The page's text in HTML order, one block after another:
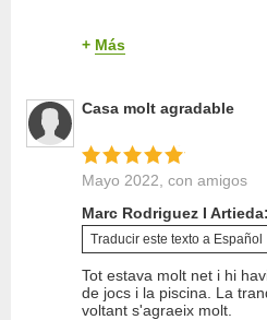
Trato del propietario
Calidad del sueño
+ Más
Casa molt agradable
Mayo 2022, con amigos
Marc Rodriguez I Artieda:
Traducir este texto a Español
Tot estava molt net i hi
de jocs i la piscina. La
voltant s'agraeix molt.